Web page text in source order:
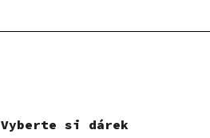
Vyberte si dárek